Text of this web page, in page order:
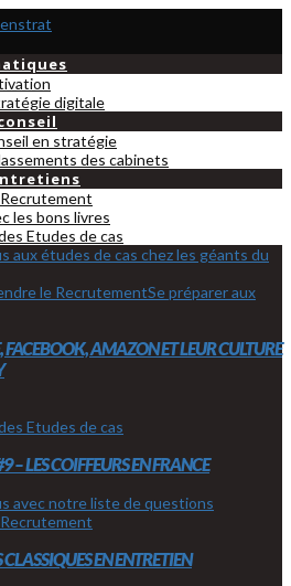
digitale
en stratégie
des cabinets
les bons livres
Etudes de cas
le RecrutementSe préparer aux
FACEBOOK, AMAZON ET LEUR CULTURE
Etudes de cas
– LES COIFFEURS EN FRANCE
EN ENTRETIEN